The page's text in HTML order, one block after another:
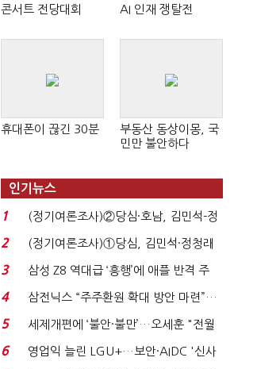
콘서트 전당대회 AI 인재 쟁탈전
휴대폰이 끊긴 30분
부동산 동상이몽, 국
민만 불안하다
인기뉴스
1
(정기여론조사)②당심·호남, 김민석-정
청래 '초접전'...
2
(정기여론조사)①당심, 김민석·정청래
'초접전'…대통령 ...
3
삼성 Z8 역대급 ‘흥행’에 애플 반격 주
목…9월 ‘폴...
4
삼전닉스 “주주환원 확대 방안 마련”…
로이터에 성명...
5
세제개편에 ‘불안·불만’…오세훈 "전월
세 구하기 더 ...
6
영업익 늘린 LGU+…보안·AIDC '신사